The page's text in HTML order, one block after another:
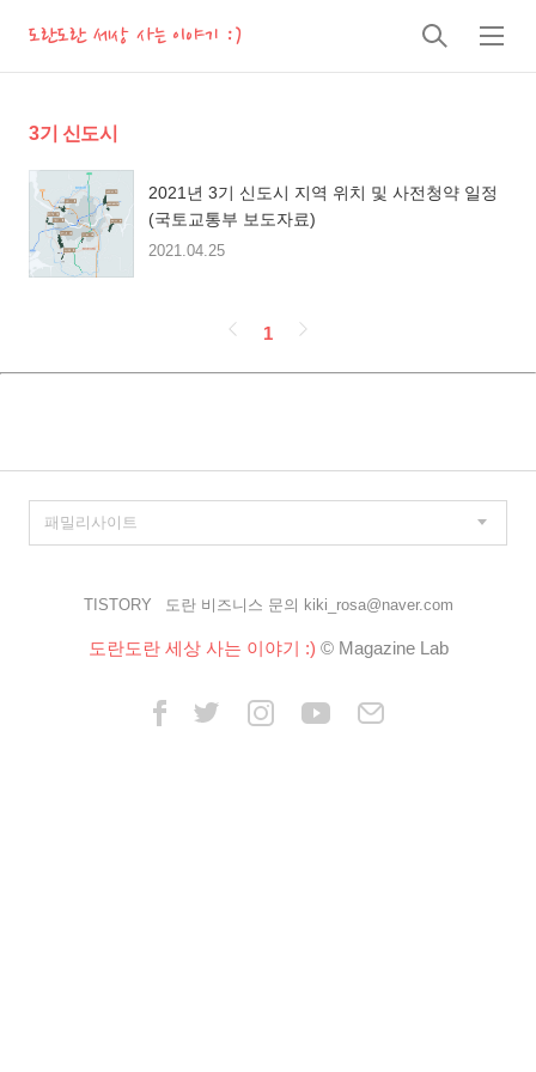
도란도란 세상 사는 이야기 :)
검
메
3기 신도시
2021년 3기 신도시 지역 위치 및 사전청약 일정
(국토교통부 보도자료)
2021.04.25
페
이
1
TISTORY 도란 비즈니스 문의 kiki_rosa@naver.com
도란도란 세상 사는 이야기 :) © Magazine Lab